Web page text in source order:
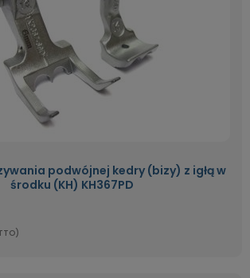
podwójnej kedry (bizy) z igłą w
środku (KH) KH367PD